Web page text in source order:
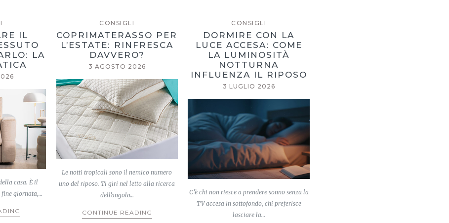
IL
LA
casa. È il
fine giornata,…
CONSIGLI
COPRIMATERASSO PER
L’ESTATE: RINFRESCA
DAVVERO?
3 AGOSTO 2026
Le notti tropicali sono il nemico numero
uno del riposo. Ti giri nel letto alla ricerca
dell’angolo…
CONTINUE READING
CONSIGLI
DORMIRE CON LA
LUCE ACCESA: COME
LA LUMINOSITÀ
NOTTURNA
INFLUENZA IL RIPOSO
3 LUGLIO 2026
C’è chi non riesce a prendere sonno senza la
TV accesa in sottofondo, chi preferisce
lasciare la…